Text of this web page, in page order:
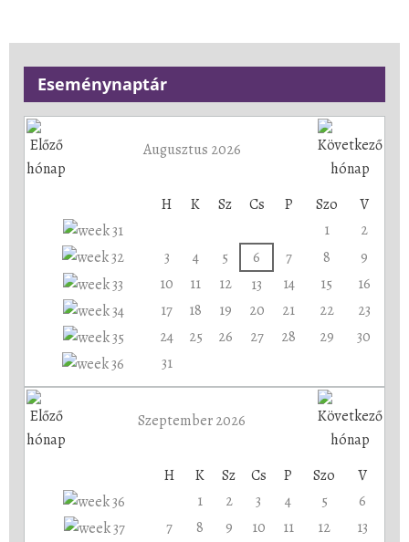
Eseménynaptár
Augusztus 2026
H K Sz Cs P Szo
V
1
2
3
4 5 6 7 8
9
10
11 12 13 14 15
16
17
18 19 20 21 22
23
24
25 26 27 28 29
30
31
Szeptember 2026
H K Sz Cs P Szo
V
1
2 3 4 5
6
7
8 9 10 11 12
13